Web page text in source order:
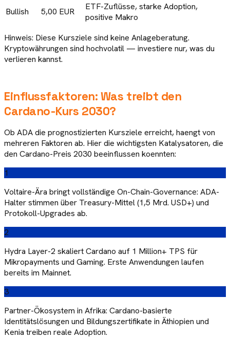
Bullish
5,00 EUR
ETF-Zuflüsse, starke Adoption,
positive Makro
Hinweis: Diese Kursziele sind keine Anlageberatung.
Kryptowährungen sind hochvolatil — investiere nur, was du
verlieren kannst.
Einflussfaktoren: Was treibt den
Cardano-Kurs 2030?
Ob ADAdie prognostizierten Kursziele erreicht, haengt von
mehreren Faktoren ab. Hier die wichtigsten Katalysatoren, die
den Cardano-Preis 2030 beeinflussen koennten:
1
Voltaire-Ära bringt vollständige On-Chain-Governance: ADA-
Halter stimmen über Treasury-Mittel (1,5 Mrd. USD+) und
Protokoll-Upgrades ab.
2
Hydra Layer-2 skaliert Cardano auf 1 Million+ TPS für
Mikropayments und Gaming. Erste Anwendungen laufen
bereits im Mainnet.
3
Partner-Ökosystem in Afrika: Cardano-basierte
Identitätslösungen und Bildungszertifikate in Äthiopien und
Kenia treiben reale Adoption.